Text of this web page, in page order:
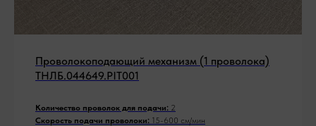
Проволокоподающий механизм (1 проволока)
ТНЛБ.044649.PIT001
Количество проволок для подачи: 2
Скорость подачи проволоки: 15-600 см/мин